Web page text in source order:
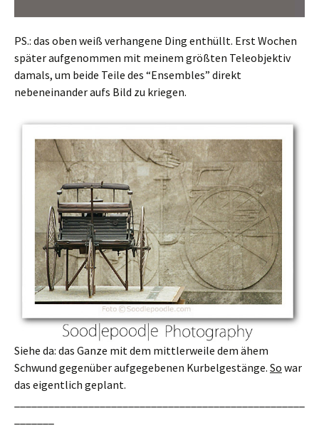
PS.: das oben weiß verhangene Ding enthüllt. Erst Wochen
später aufgenommen mit meinem größten Teleobjektiv
damals, um beide Teile des “Ensembles” direkt
nebeneinander aufs Bild zu kriegen.
Siehe da: das Ganze mit dem mittlerweile dem ähem
Schwund gegenüber aufgegebenen Kurbelgestänge. So war
das eigentlich geplant.